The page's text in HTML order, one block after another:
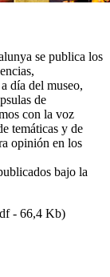
se publica los
día del museo,
de
con la voz
temáticas y de
opinión en los
bajo la
- 66,4 Kb)